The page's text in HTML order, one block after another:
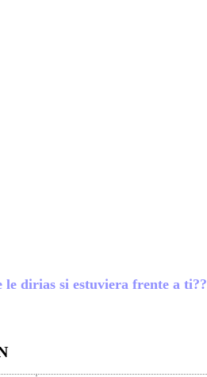
le dirias si estuviera frente a ti??